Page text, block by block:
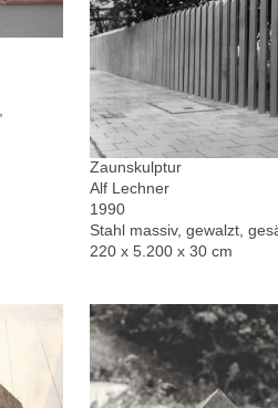
Zaunskulptur
Alf Lechner
1990
Stahl massiv, gewalzt,
220 x 5.200 x 30 cm